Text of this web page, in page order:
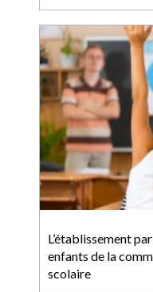
L’établissement
enfants de la
scolaire